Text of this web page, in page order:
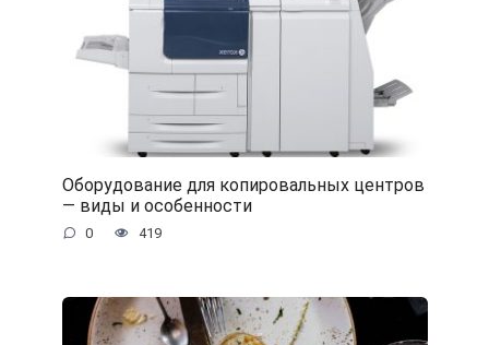
Оборудование для копировальных центров
— виды и особенности
0 419